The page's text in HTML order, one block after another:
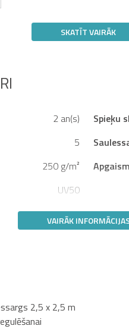
SKATĪT VAIRĀK
2 an(s) Spieķu
5
250 g/m²
UV50
VAIRĀK
2,5 x 2,5 m